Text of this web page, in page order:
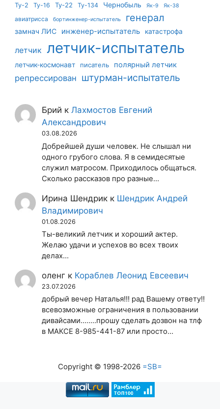
Ту-2 Ту-16 Ту-22 Ту-134 Чернобыль Як-9 Як-38
авиатрисса бортинженер-испытатель генерал
замнач ЛИС инженер-испытатель катастрофа
летчик летчик-испытатель
летчик-космонавт писатель полярный летчик
репрессирован штурман-испытатель
Брий кЛахмостов Евгений
Александрович
03.08.2026
Добрейшей души человек. Не слышал ни
одного грубого слова. Я в семидесятые
служил матросом. Приходилось общаться.
Сколько рассказов про разные…
Ирина Шендрик к Шендрик Андрей
Владимирович
01.08.2026
Ты-великий летчик и хороший актер.
Желаю удачи и успехов во всех твоих
делах...
оленг к Кораблев Леонид Евсеевич
23.07.2026
добрый вечер Наталья!!! рад Вашему ответу!!
всевозможные ограничения в пользовании
дивайсами........прошу сделать дозвон на тлф
в МАКСЕ 8-985-441-87 или просто…
Copyright © 1998-2026 =SB=